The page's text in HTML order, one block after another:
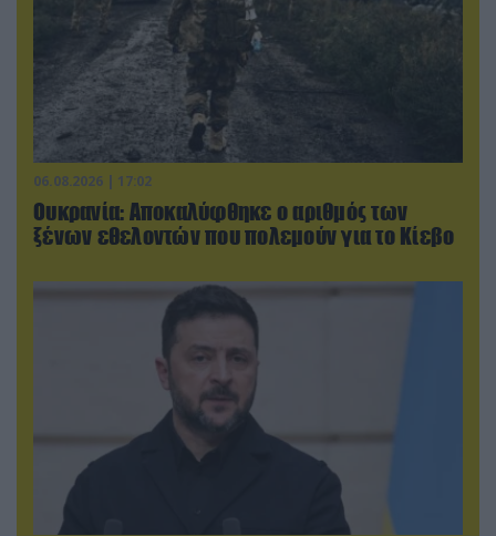
06.08.2026 | 17:02
Ουκρανία: Αποκαλύφθηκε ο αριθμός των
ξένων εθελοντών που πολεμούν για το Κίεβο